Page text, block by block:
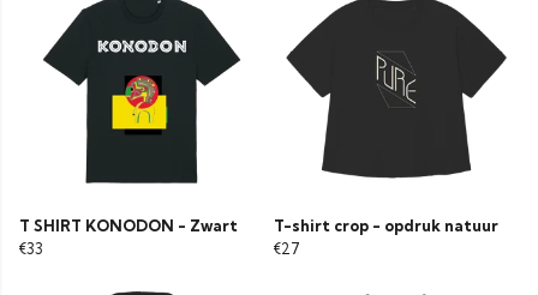
T SHIRT KONODON - Zwart
€33
T-shirt crop - opdruk natuur
€27